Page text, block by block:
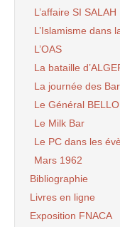
L’affaire SI SALAH
L’Islamisme dans
L’OAS
La bataille
La journée des
Le Général
Le Milk Bar
Le PC dans les
Mars 1962
Bibliographie
Livres en ligne
Exposition FNACA